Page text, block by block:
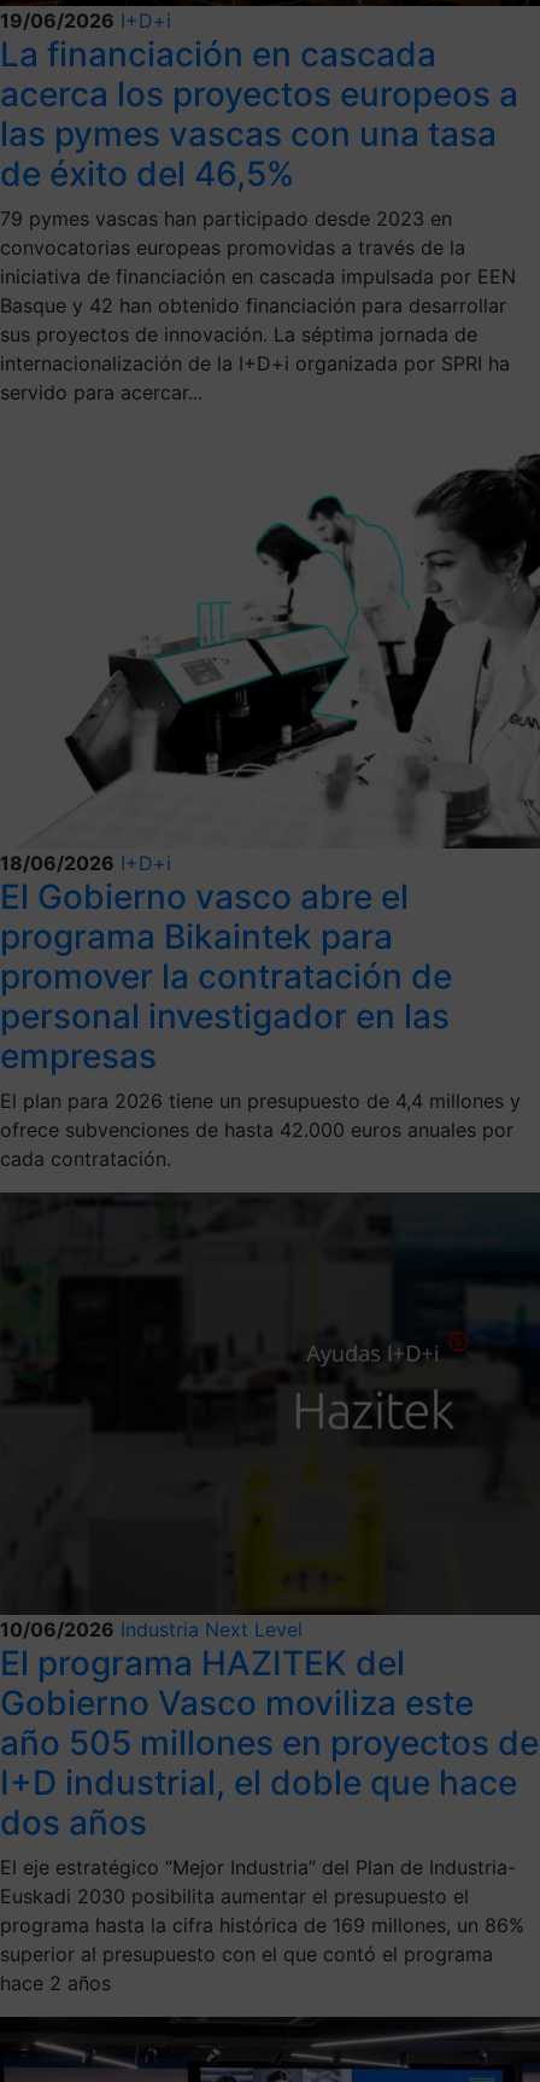
19/06/2026 I+D+i
La financiación en cascada
acerca los proyectos europeos a
las pymes vascas con una tasa
de éxito del 46,5%
79 pymes vascas han participado desde 2023 en
convocatorias europeas promovidas a través de la
iniciativa de financiación en cascada impulsada por EEN
Basque y 42 han obtenido financiación para desarrollar
sus proyectos de innovación. La séptima jornada de
internacionalización de la I+D+i organizada por SPRI ha
servido para acercar...
18/06/2026 I+D+i
El Gobierno vasco abre el
programa Bikaintek para
promover la contratación de
personal investigador en las
empresas
El plan para 2026 tiene un presupuesto de 4,4 millones y
ofrece subvenciones de hasta 42.000 euros anuales por
cada contratación.
10/06/2026 Industria Next Level
El programa HAZITEK del
Gobierno Vasco moviliza este
año 505 millones en proyectos de
I+D industrial, el doble que hace
dos años
El eje estratégico “Mejor Industria” del Plan de Industria-
Euskadi 2030 posibilita aumentar el presupuesto el
programa hasta la cifra histórica de 169 millones, un 86%
superior al presupuesto con el que contó el programa
hace 2 años